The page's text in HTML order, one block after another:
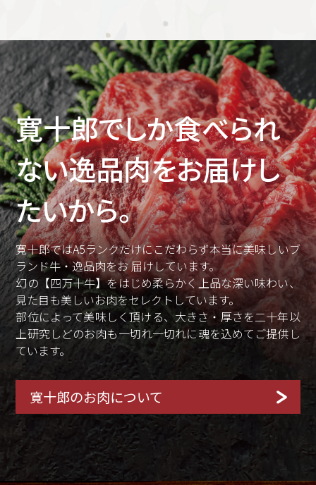
寛十郎でしか食べられ
ない逸品肉をお届けし
たいから。
寛十郎ではA5ランクだけにこだわらず本当に美味しいブ
ランド牛・逸品肉をお 届けしています。
幻の【四万十牛】をはじめ柔らかく上品な深い味わい、
見た目も美しいお肉をセレクトしています。
部位によって美味しく頂ける、大きさ・厚さを二十年以
上研究しどのお肉も一切れ一切れに魂を込めてご提供し
ています。
寛十郎のお肉について